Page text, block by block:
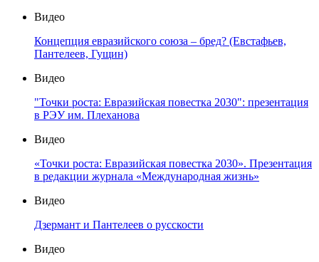
Видео
Концепция евразийского союза – бред? (Евстафьев,
Пантелеев, Гущин)
Видео
"Точки роста: Евразийская повестка 2030": презентация
в РЭУ им. Плеханова
Видео
«Точки роста: Евразийская повестка 2030». Презентация
в редакции журнала «Международная жизнь»
Видео
Дзермант и Пантелеев о русскости
Видео